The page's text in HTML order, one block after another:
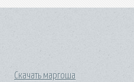
Скачать маргоша